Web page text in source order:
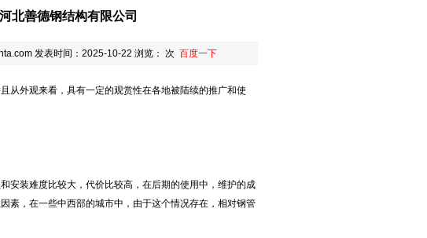
北善德钢结构有限公司
发表时间：2025-10-22 浏览： 次 百度一下
从外观来看，具有一定的观赏性在各地被陆续的推广和使
安装难度比较大，代价比较高，在后期的使用中，维护的成
素，在一些中西部的城市中，由于这个情况存在，相对钢管